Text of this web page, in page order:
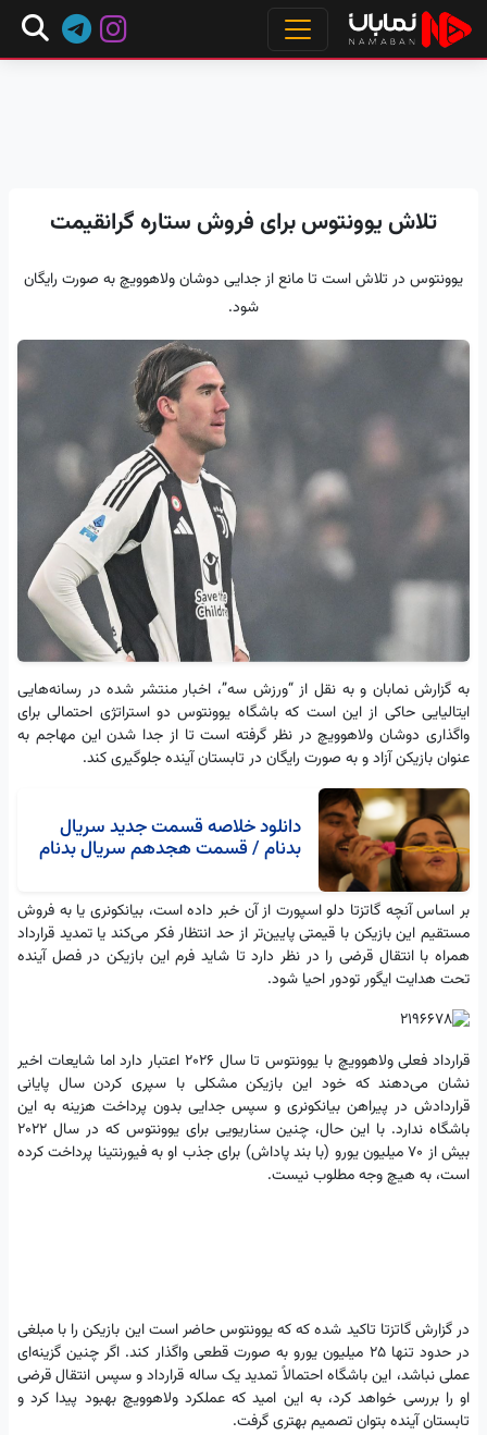
تلاش یوونتوس برای فروش ستاره گرانقیمت
یوونتوس در تلاش است تا مانع از جدایی دوشان ولاهوویچ به صورت رایگان
شود.
به گزارش نمابان و به نقل از “ورزش سه”، اخبار منتشر شده در رسانه‌هایی
ایتالیایی حاکی از این است که باشگاه یوونتوس دو استراتژی احتمالی برای
واگذاری دوشان ولاهوویچ در نظر گرفته است تا از جدا شدن این مهاجم به
عنوان بازیکن آزاد و به صورت رایگان در تابستان آینده جلوگیری کند.
دانلود خلاصه قسمت جدید سریال
بدنام / قسمت هجدهم سریال بدنام
بر اساس آنچه گاتزتا دلو اسپورت از آن خبر داده است، بیانکونری یا به فروش
مستقیم این بازیکن با قیمتی پایین‌تر از حد انتظار فکر می‌کند یا تمدید قرارداد
همراه با انتقال قرضی را در نظر دارد تا شاید فرم این بازیکن در فصل آینده
تحت هدایت ایگور تودور احیا شود.
قرارداد فعلی ولاهوویچ با یوونتوس تا سال ۲۰۲۶ اعتبار دارد اما شایعات اخیر
نشان می‌دهند که خود این بازیکن مشکلی با سپری کردن سال پایانی
قراردادش در پیراهن بیانکونری و سپس جدایی بدون پرداخت هزینه به این
باشگاه ندارد. با این حال، چنین سناریویی برای یوونتوس که در سال ۲۰۲۲
بیش از ۷۰ میلیون یورو (با بند پاداش‌) برای جذب او به فیورنتینا پرداخت کرده
است، به‌ هیچ‌ وجه مطلوب نیست.
در گزارش گاتزتا تاکید شده که که یوونتوس حاضر است این بازیکن را با مبلغی
در حدود تنها ۲۵ میلیون یورو به‌ صورت قطعی واگذار کند. اگر چنین گزینه‌ای
عملی نباشد، این باشگاه احتمالاً تمدید یک‌ ساله قرارداد و سپس انتقال قرضی
او را بررسی خواهد کرد، به این امید که عملکرد ولاهوویچ بهبود پیدا کرد و
تابستان آینده بتوان تصمیم بهتری گرفت.